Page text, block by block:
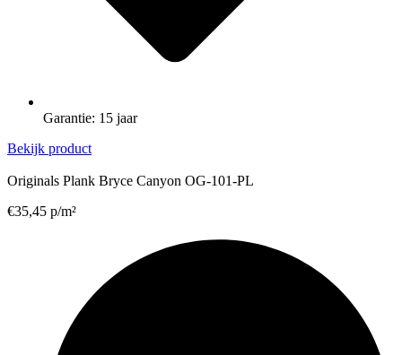
Garantie: 15 jaar
Bekijk product
Originals Plank Bryce Canyon OG-101-PL
€35,45 p/m²